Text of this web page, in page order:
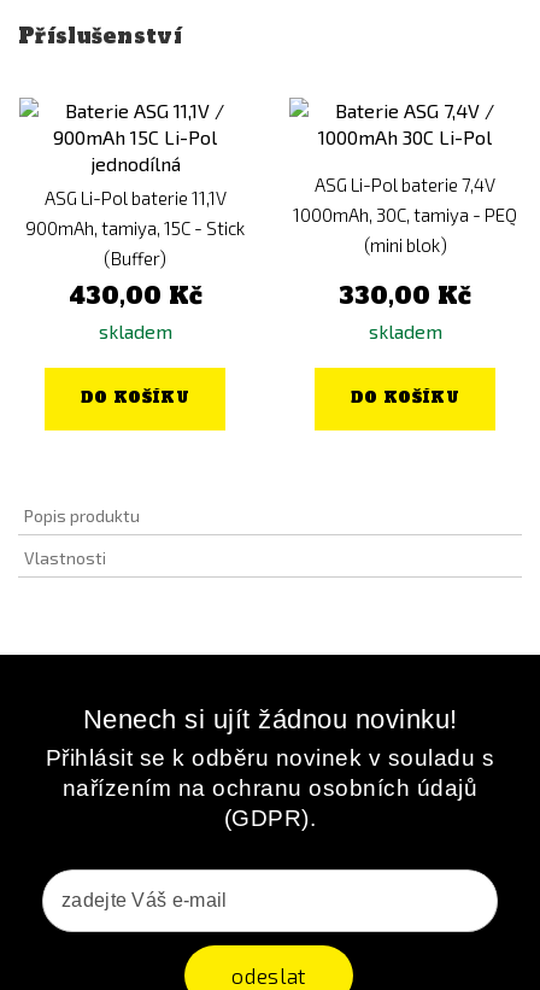
Příslušenství
ASG Li-Pol baterie 11,1V
900mAh, tamiya, 15C - Stick
(Buffer)
430,00 Kč
skladem
DO KOŠÍKU
ASG Li-Pol baterie 7,4V
1000mAh, 30C, tamiya - PEQ
(mini blok)
330,00 Kč
skladem
DO KOŠÍKU
Popis produktu
Vlastnosti
Nenech si ujít žádnou novinku!
Přihlásit se k odběru novinek v souladu s
nařízením na ochranu osobních údajů
(GDPR).
odeslat